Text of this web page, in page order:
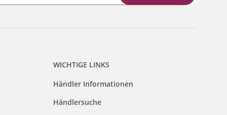
WICHTIGE LINKS
Händler Informationen
Händlersuche